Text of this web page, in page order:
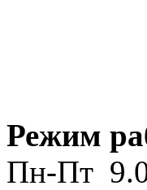
Режим
Пн-Пт